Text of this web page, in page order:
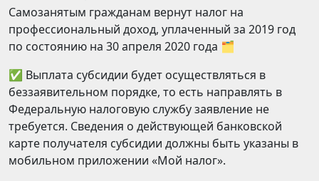
Самозанятым гражданам вернут налог на
профессиональный доход, уплаченный за 2019 год
по состоянию на 30 апреля 2020 года 🗂
✅ Выплата субсидии будет осуществляться в
беззаявительном порядке, то есть направлять в
Федеральную налоговую службу заявление не
требуется. Сведения о действующей банковской
карте получателя субсидии должны быть указаны в
мобильном приложении «Мой налог».